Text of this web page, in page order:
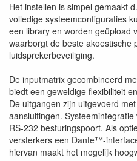
Het instellen is simpel gemaakt
volledige systeemconfiguraties
een library en worden geüpload
waarborgt de beste akoestische
luidsprekerbeveiliging.
De inputmatrix gecombineerd
biedt een geweldige flexibiliteit
De uitgangen zijn uitgevoerd
aansluitingen.
RS-232 besturingspoort. Als
versterkers een Dante™-
hiervan maakt het mogelijk